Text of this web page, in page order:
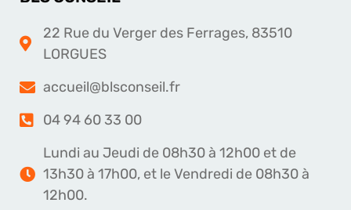
22 Rue du Verger des Ferrages, 83510
LORGUES
accueil@blsconseil.fr
04 94 60 33 00
Lundi au Jeudi de 08h30 à 12h00 et de
13h30 à 17h00, et le Vendredi de 08h30 à
12h00.